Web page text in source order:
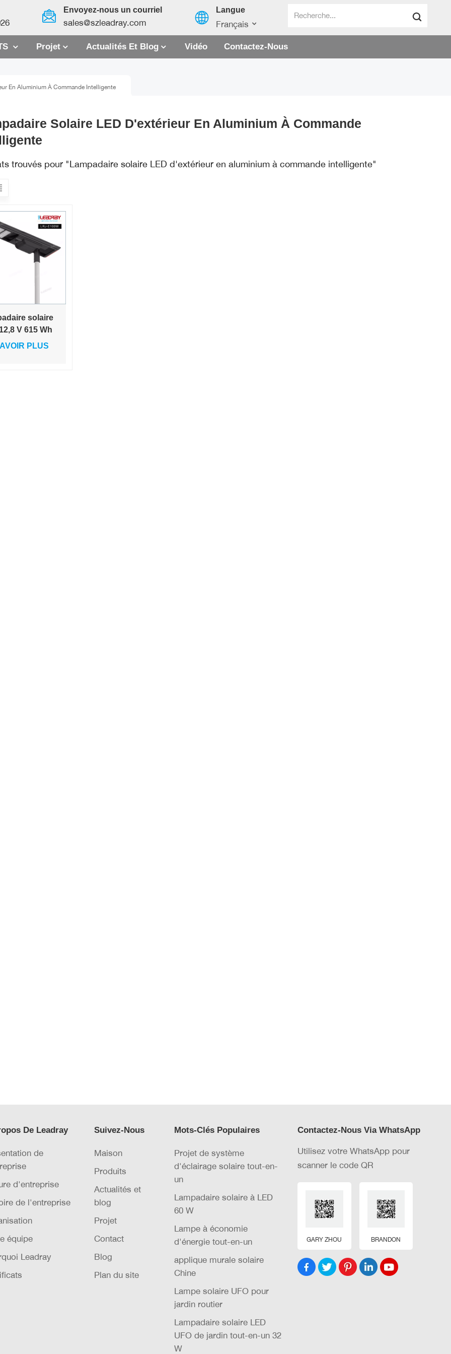
Envoyez-nous un courriel
sales@szleadray.com
Langue
Français
Projet Actualités Et Blog Vidéo Contactez-Nous
En Aluminium À Commande Intelligente
Solaire LED D'extérieur En Aluminium À Commande
trouvés pour "Lampadaire solaire LED d'extérieur en aluminium à commande intelligente"
solaire
V 615 Wh
un pour
PLUS
De Leadray
de
d'entreprise
de l'entreprise
équipe
Leadray
Suivez-Nous
Maison
Produits
Actualités et
blog
Projet
Contact
Blog
Plan du site
Mots-Clés Populaires
Projet de système
d'éclairage solaire tout-en-
un
Lampadaire solaire à LED
60 W
Lampe à économie
d'énergie tout-en-un
applique murale solaire
Chine
Lampe solaire UFO pour
jardin routier
Lampadaire solaire LED
UFO de jardin tout-en-un 32
W
Contactez-Nous Via WhatsApp
Utilisez votre WhatsApp pour
scanner le code QR
GARY ZHOU BRANDON